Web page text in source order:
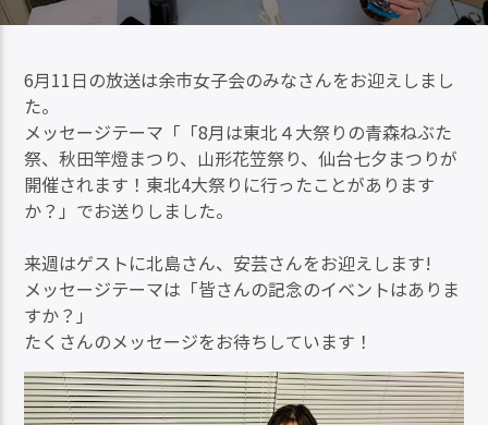
6月11日の放送は余市女子会のみなさんをお迎えしまし
た。
メッセージテーマ「「8月は東北４大祭りの青森ねぶた
祭、秋田竿燈まつり、山形花笠祭り、仙台七夕まつりが
開催されます！東北4大祭りに行ったことがあります
か？」でお送りしました。
来週はゲストに北島さん、安芸さんをお迎えします!
メッセージテーマは「皆さんの記念のイベントはありま
すか？」
たくさんのメッセージをお待ちしています！